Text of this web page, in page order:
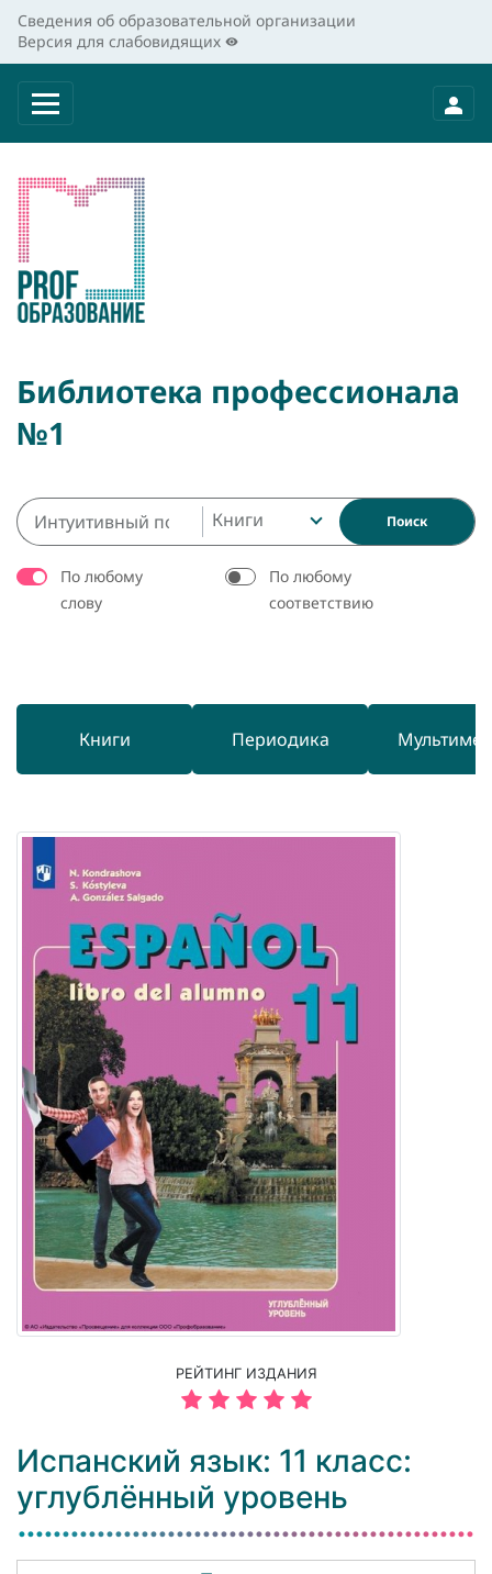
Сведения об образовательной организации
Версия для слабовидящих
Библиотека профессионала
№1
Книги Поиск
По любому
слову
По любому
соответствию
Книги Периодика
РЕЙТИНГ ИЗДАНИЯ
Испанский язык: 11 класс:
углублённый уровень